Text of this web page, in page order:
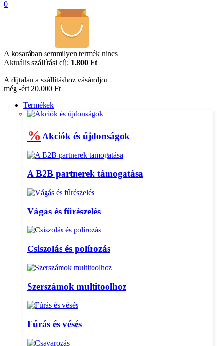
0
A kosarában semmilyen termék nincs
Aktuális szállítási díj: 1.800 Ft
A díjtalan a szállításhoz vásároljon
még -ért 20.000 Ft
Termékek
% Akciók és újdonságok
A B2B partnerek támogatása
Vágás és fűrészelés
Csiszolás és polírozás
Szerszámok multitoolhoz
Fúrás és vésés